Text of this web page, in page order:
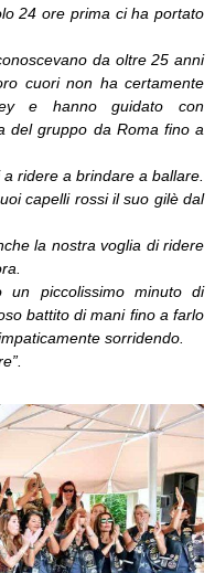
24 ore prima ci ha portato
da oltre 25 anni
cuori non ha certamente
e hanno guidato con
del gruppo da Roma fino a
ridere a brindare a ballare.
capelli rossi il suo gilè dal
la nostra voglia di ridere
un piccolissimo minuto di
battito di mani fino a farlo
sorridendo.